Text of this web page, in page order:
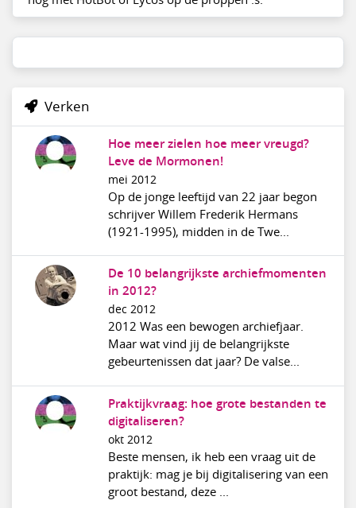
Verken
Hoe meer zielen hoe meer vreugd?
Leve de Mormonen!
mei 2012
Op de jonge leeftijd van 22 jaar begon
schrijver Willem Frederik Hermans
(1921-1995), midden in de Twe...
De 10 belangrijkste archiefmomenten
in 2012?
dec 2012
2012 Was een bewogen archiefjaar.
Maar wat vind jij de belangrijkste
gebeurtenissen dat jaar? De valse...
Praktijkvraag: hoe grote bestanden te
digitaliseren?
okt 2012
Beste mensen, ik heb een vraag uit de
praktijk: mag je bij digitalisering van een
groot bestand, deze ...